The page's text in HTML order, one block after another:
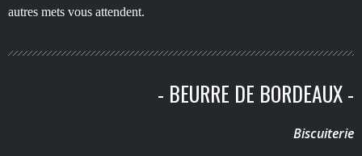
autres mets vous attendent.
- BEURRE DE BORDEAUX -
Biscuiterie